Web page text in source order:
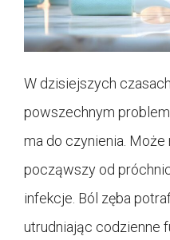
W dzisiejszych
powszechnym
ma do czynienia.
począwszy od
infekcje. Ból zęba
utrudniając codzienne